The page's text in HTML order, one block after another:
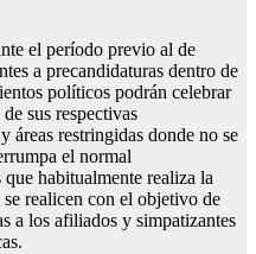
el período previo al de
a precandidaturas dentro de
políticos podrán celebrar
sus respectivas
áreas restringidas donde no se
el normal
habitualmente realiza la
realicen con el objetivo de
a los afiliados y simpatizantes